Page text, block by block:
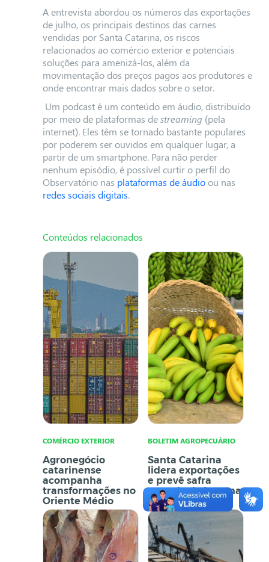
A entrevista abordou os números das exportações
de julho, os principais destinos das carnes
vendidas por Santa Catarina, os riscos
relacionados ao comércio exterior e potenciais
soluções para amenizá-los, além da
movimentação dos preços pagos aos produtores e
onde encontrar mais dados sobre o setor.
Um podcast é um conteúdo em áudio, distribuído
por meio de plataformas destreaming (pela
internet). Eles têm se tornado bastante populares
por poderem ser ouvidos em qualquer lugar, a
partir de um smartphone. Para não perder
nenhum episódio, é possível curtir o perfil do
Observatório nas plataformas de áudioou nas
redes sociais digitais.
Conteúdos relacionados
COMÉRCIO EXTERIOR
Agronegócio
catarinense
acompanha
transformações no
Oriente Médio
BOLETIM AGROPECUÁRIO
Santa Catarina
lidera exportações
e prevê safra
recorde de banana
em 2025